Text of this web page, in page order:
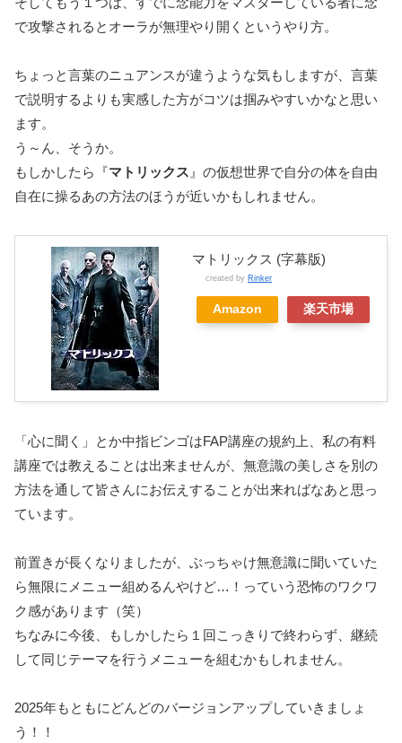
で攻撃されるとオーラが無理やり開くというやり方。
ちょっと言葉のニュアンスが違うような気もしますが、言葉
で説明するよりも実感した方がコツは掴みやすいかなと思い
ます。
う～ん、そうか。
もしかしたら『マトリックス 』の仮想世界で自分の体を自由
自在に操るあの方法のほうが近いかもしれません。
マトリックス (字幕版)
created by Rinker
Amazon 楽天市場
「心に聞く」とか中指ビンゴはFAP講座の規約上、私の有料
講座では教えることは出来ませんが、無意識の美しさを別の
方法を通して皆さんにお伝えすることが出来ればなあと思っ
ています。
前置きが長くなりましたが、ぶっちゃけ無意識に聞いていた
ら無限にメニュー組めるんやけど…！っていう恐怖のワクワ
ク感があります（笑）
ちなみに今後、もしかしたら１回こっきりで終わらず、継続
して同じテーマを行うメニューを組むかもしれません。
2025年もともにどんどのバージョンアップしていきましょ
う！！